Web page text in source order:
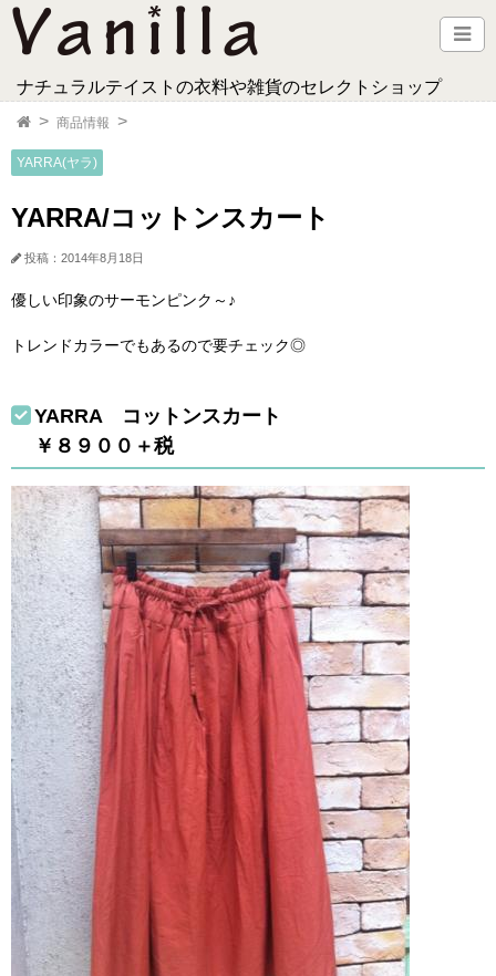
ナチュラルテイストの衣料や雑貨のセレクトショップ
商品情報
YARRA(ヤラ)
YARRA/コットンスカート
投稿：2014年8月18日
優しい印象のサーモンピンク～♪
トレンドカラーでもあるので要チェック◎
YARRA コットンスカート
￥８９００＋税